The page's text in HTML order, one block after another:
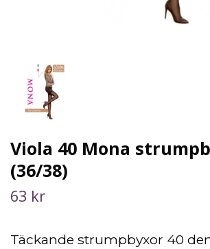
Viola 40 Mona
(36/38)
63 kr
Täckande strumpbyxor 40